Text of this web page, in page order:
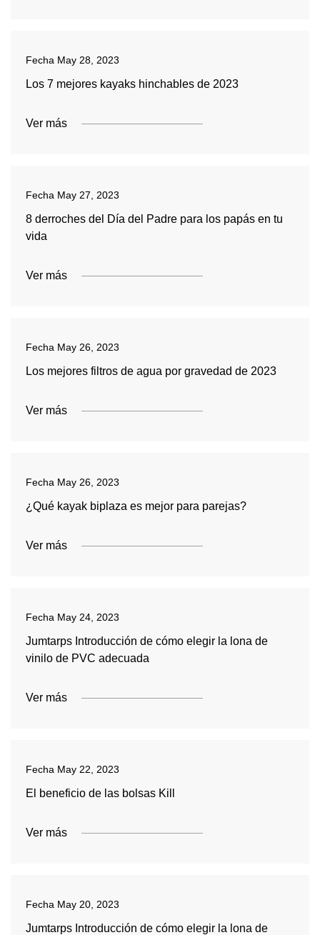
Fecha May 28, 2023
Los 7 mejores kayaks hinchables de 2023
Ver más
Fecha May 27, 2023
8 derroches del Día del Padre para los papás en tu
vida
Ver más
Fecha May 26, 2023
Los mejores filtros de agua por gravedad de 2023
Ver más
Fecha May 26, 2023
¿Qué kayak biplaza es mejor para parejas?
Ver más
Fecha May 24, 2023
Jumtarps Introducción de cómo elegir la lona de
vinilo de PVC adecuada
Ver más
Fecha May 22, 2023
El beneficio de las bolsas Kill
Ver más
Fecha May 20, 2023
Jumtarps Introducción de cómo elegir la lona de